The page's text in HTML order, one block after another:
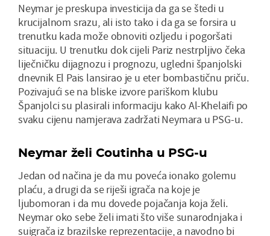
Neymar je preskupa investicija da ga se štedi u
krucijalnom srazu, ali isto tako i da ga se forsira u
trenutku kada može obnoviti ozljedu i pogoršati
situaciju. U trenutku dok cijeli Pariz nestrpljivo čeka
liječničku dijagnozu i prognozu, ugledni španjolski
dnevnik El Pais lansirao je u eter bombastičnu priču.
Pozivajući se na bliske izvore pariškom klubu
Španjolci su plasirali informaciju kako Al-Khelaifi po
svaku cijenu namjerava zadržati Neymara u PSG-u.
Neymar želi Coutinha u PSG-u
Jedan od načina je da mu poveća ionako golemu
plaću, a drugi da se riješi igrača na koje je
ljubomoran i da mu dovede pojačanja koja želi.
Neymar oko sebe želi imati što više sunarodnjaka i
suigrača iz brazilske reprezentacije, a navodno bi